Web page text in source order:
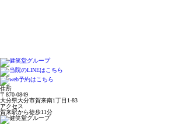
住所
〒870-0849
大分県大分市賀来南1丁目1-83
アクセス
賀来駅から徒歩11分